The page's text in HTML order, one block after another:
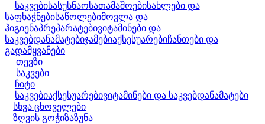
საკვებისასუსნაოსათამაშოებისახლები და
საფხაჭნებისაწოლებიმოვლა და
ჰიგიენაპრეპარატებივიტამინები და
საკვებდანამატებიჯამებიაქსესუარებიჩანთები და
გადამყვანები
თევზი
საკვები
ჩიტი
საკვებიაქსესუარებივიტამინები და საკვებდანამატები
სხვა ცხოველები
ზღვის გოჭიზაზუნა